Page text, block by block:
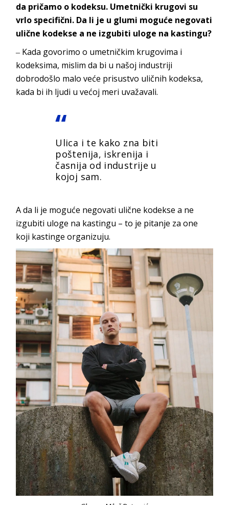
da pričamo o kodeksu. Umetnički krugovi su
vrlo specifični. Da li je u glumi moguće negovati
ulične kodekse a ne izgubiti uloge na kastingu?
‒ Kada govorimo o umetničkim krugovima i
kodeksima, mislim da bi u našoj industriji
dobrodošlo malo veće prisustvo uličnih kodeksa,
kada bi ih ljudi u većoj meri uvažavali.
Ulica i te kako zna biti
poštenija, iskrenija i
časnija od industrije u
kojoj sam.
A da li je moguće negovati ulične kodekse a ne
izgubiti uloge na kastingu – to je pitanje za one
koji kastinge organizuju.